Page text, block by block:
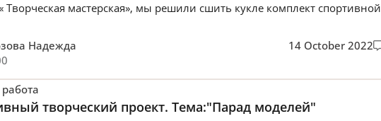
Творческая мастерская», мы решили сшить кукле комплект спортивной
Надежда
14 October 2022
творческий проект. Тема:"Парад моделей"